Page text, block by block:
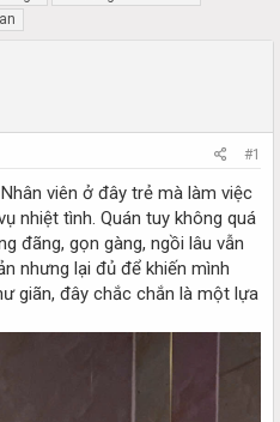
#1
viên ở đây trẻ mà làm việc
nhiệt tình. Quán tuy không quá
đãng, gọn gàng, ngồi lâu vẫn
nhưng lại đủ để khiến mình
giãn, đây chắc chắn là một lựa